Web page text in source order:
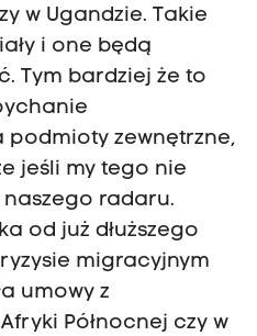
w Ugandzie. Takie
i one będą
Tym bardziej że to
zewnętrzne,
jeśli my tego nie
naszego radaru.
od już dłuższego
migracyjnym
umowy z
Północnej czy w